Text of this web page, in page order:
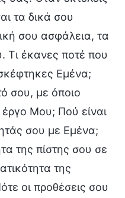
τα δικά σου
σου ασφάλεια, τα
Τι έκανες ποτέ που
Εμένα;
σου, με όποιο
Μου; Πού είναι
σου με Εμένα;
της πίστης σου σε
της
οι προθέσεις σου